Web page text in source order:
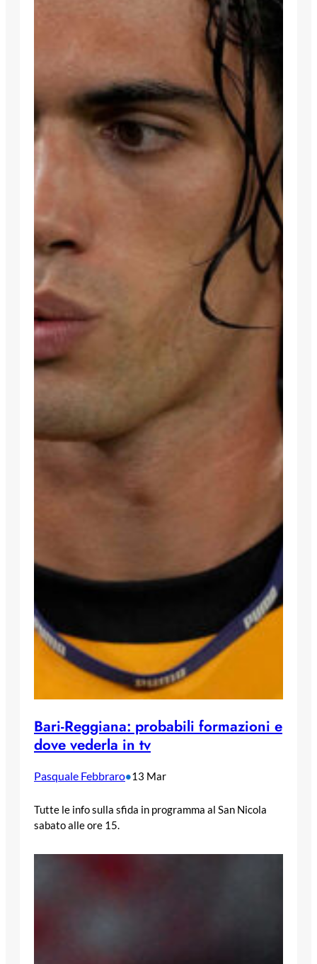
Bari-Reggiana: probabili formazioni e
dove vederla in tv
Pasquale Febbraro•13 Mar
Tutte le info sulla sfida in programma al San Nicola
sabato alle ore 15.